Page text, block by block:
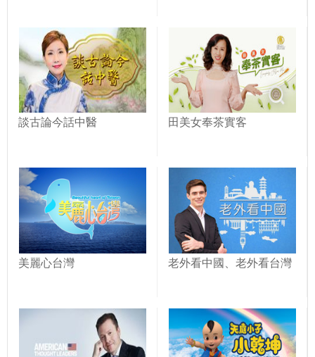
談古論今話中醫 田美女奉茶實客
美麗心台灣 老外看中國、老外看台灣